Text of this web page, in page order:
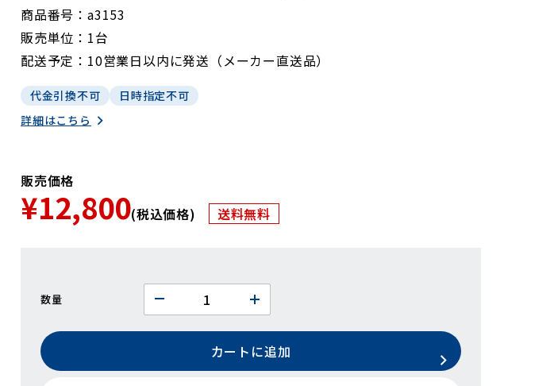
商品番号
a3153
販売単位
1台
配送予定
10営業日以内に発送（メーカー直送品）
代金引換不可
日時指定不可
詳細はこちら
販売価格
¥12,800(税込価格) 送料無料
数量
カートに追加